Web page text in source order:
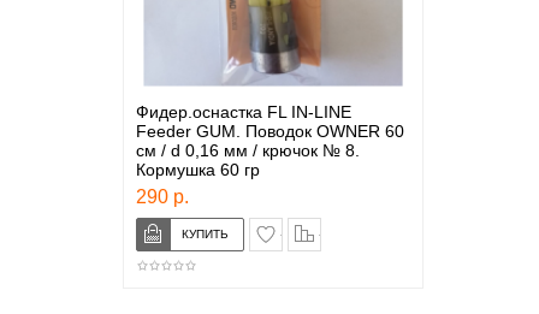
Фидер.оснастка FL IN-LINE
Feeder GUM. Поводок OWNER 60
см / d 0,16 мм / крючок № 8.
Кормушка 60 гр
290 р.
в закладки